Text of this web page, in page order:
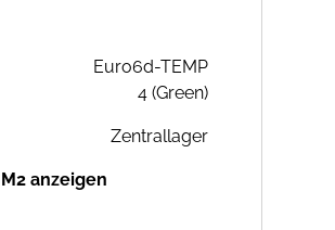
Euro6d-TEMP
4 (Green)
Zentrallager
anzeigen